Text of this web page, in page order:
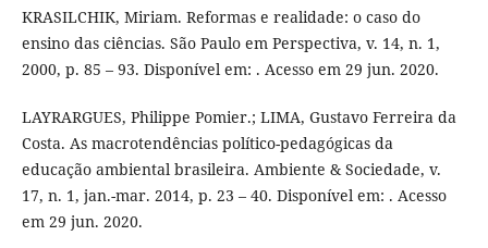
KRASILCHIK, Miriam. Reformas e realidade: o caso do
ensino das ciências. São Paulo em Perspectiva, v. 14, n. 1,
2000, p. 85 – 93. Disponível em: . Acesso em 29 jun. 2020.
LAYRARGUES, Philippe Pomier.; LIMA, Gustavo Ferreira da
Costa. As macrotendências político-pedagógicas da
educação ambiental brasileira. Ambiente & Sociedade, v.
17, n. 1, jan.-mar. 2014, p. 23 – 40. Disponível em: . Acesso
em 29 jun. 2020.